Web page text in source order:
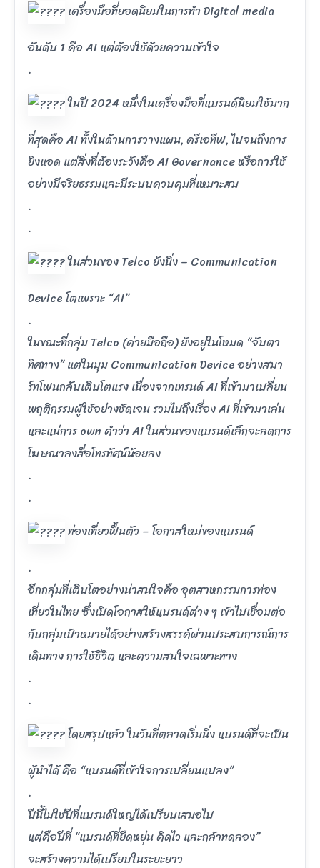
เครื่องมือที่ยอดนิยมในการทำ Digital media
อันดับ 1 คือ AI แต่ต้องใช้ด้วยความเข้าใจ
.
ในปี 2024 หนึ่งในเครื่องมือที่แบรนด์นิยมใช้มาก
ที่สุดคือ AI ทั้งในด้านการวางแผน, ครีเอทีฟ, ไปจนถึงการ
ยิงแอด แต่สิ่งที่ต้องระวังคือ AI Governance หรือการใช้
อย่างมีจริยธรรมและมีระบบควบคุมที่เหมาะสม
.
.
ในส่วนของ Telco ยังนิ่ง – Communication
Device โตเพราะ “AI”
.
ในขณะที่กลุ่ม Telco (ค่ายมือถือ) ยังอยู่ในโหมด “จับตา
ทิศทาง” แต่ในมุม Communication Device อย่างสมา
ร์ทโฟนกลับเติบโตแรง เนื่องจากเทรนด์ AI ที่เข้ามาเปลี่ยน
พฤติกรรมผู้ใช้อย่างชัดเจน รวมไปถึงเรื่อง AI ที่เข้ามาเล่น
และแน่การ own คำว่า AI ในส่วนของแบรนด์เล็กจะลดการ
โฆษณาลงสื่อโทรทัศน์น้อยลง
.
.
ท่องเที่ยวฟื้นตัว – โอกาสใหม่ของแบรนด์
.
อีกกลุ่มที่เติบโตอย่างน่าสนใจคือ อุตสาหกรรมการท่อง
เที่ยวในไทย ซึ่งเปิดโอกาสให้แบรนด์ต่าง ๆ เข้าไปเชื่อมต่อ
กับกลุ่มเป้าหมายได้อย่างสร้างสรรค์ผ่านประสบการณ์การ
เดินทาง การใช้ชีวิต และความสนใจเฉพาะทาง
.
.
โดยสรุปแล้ว ในวันที่ตลาดเริ่มนิ่ง แบรนด์ที่จะเป็น
ผู้นำได้ คือ “แบรนด์ที่เข้าใจการเปลี่ยนแปลง”
.
ปีนี้ไม่ใช่ปีที่แบรนด์ใหญ่ได้เปรียบเสมอไป
แต่คือปีที่ “แบรนด์ที่ยืดหยุ่น คิดไว และกล้าทดลอง”
จะสร้างความได้เปรียบในระยะยาว